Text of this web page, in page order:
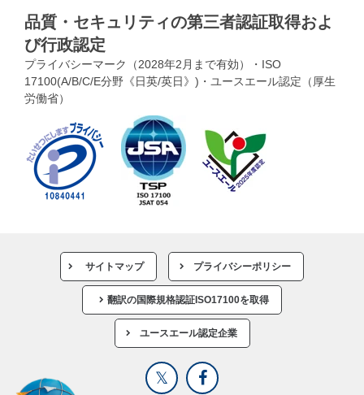
品質・セキュリティの第三者認証取得およ
び行政認定
プライバシーマーク（2028年2月まで有効）・ISO
17100(A/B/C/E分野《日英/英日》)・ユースエール認定（厚生
労働省）
サイトマップ プライバシーポリシー
翻訳の国際規格認証ISO17100を取得
ユースエール認定企業